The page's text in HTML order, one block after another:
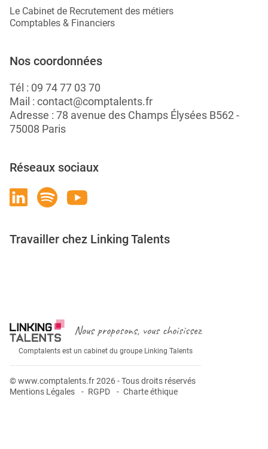
Le Cabinet de Recrutement des métiers
Comptables & Financiers
Nos coordonnées
Tél : 09 74 77 03 70
Mail : contact@comptalents.fr
Adresse : 78 avenue des Champs Élysées B562 -
75008 Paris
Réseaux sociaux
Travailler chez Linking Talents
Nous proposons, vous choisissez
Comptalents est un cabinet du groupe Linking Talents
© www.comptalents.fr 2026 - Tous droits réservés
Mentions Légales
RGPD Charte éthique